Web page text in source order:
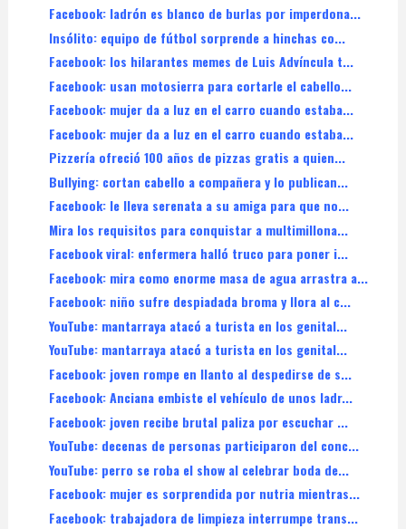
Facebook: ladrón es blanco de burlas por imperdona...
Insólito: equipo de fútbol sorprende a hinchas co...
Facebook: los hilarantes memes de Luis Advíncula t...
Facebook: usan motosierra para cortarle el cabello...
Facebook: mujer da a luz en el carro cuando estaba...
Facebook: mujer da a luz en el carro cuando estaba...
Pizzería ofreció 100 años de pizzas gratis a quien...
Bullying: cortan cabello a compañera y lo publican...
Facebook: le lleva serenata a su amiga para que no...
Mira los requisitos para conquistar a multimillona...
Facebook viral: enfermera halló truco para poner i...
Facebook: mira como enorme masa de agua arrastra a...
Facebook: niño sufre despiadada broma y llora al c...
YouTube: mantarraya atacó a turista en los genital...
YouTube: mantarraya atacó a turista en los genital...
Facebook: joven rompe en llanto al despedirse de s...
Facebook: Anciana embiste el vehículo de unos ladr...
Facebook: joven recibe brutal paliza por escuchar ...
YouTube: decenas de personas participaron del conc...
YouTube: perro se roba el show al celebrar boda de...
Facebook: mujer es sorprendida por nutria mientras...
Facebook: trabajadora de limpieza interrumpe trans...